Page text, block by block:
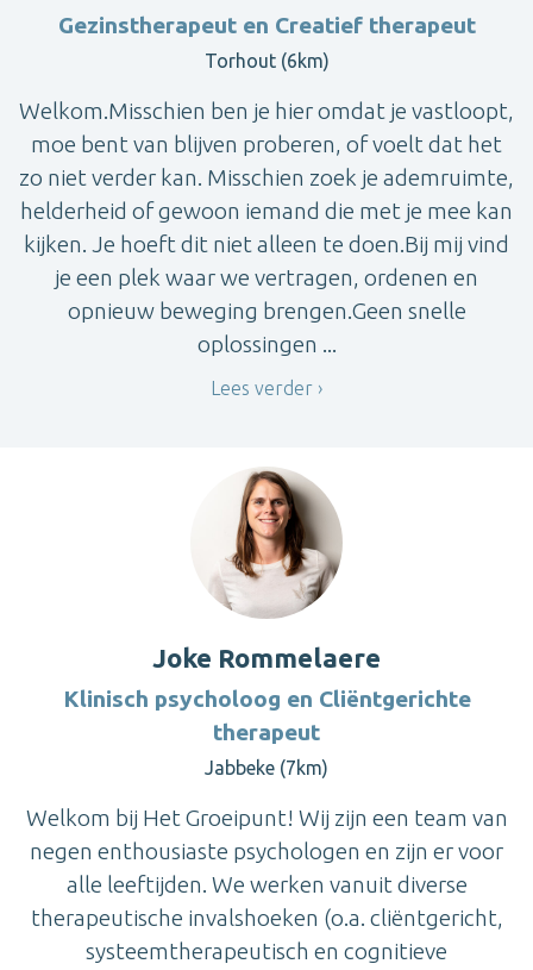
Gezinstherapeut en Creatief therapeut
Torhout (6km)
Welkom.Misschien ben je hier omdat je vastloopt,
moe bent van blijven proberen, of voelt dat het
zo niet verder kan. Misschien zoek je ademruimte,
helderheid of gewoon iemand die met je mee kan
kijken. Je hoeft dit niet alleen te doen.Bij mij vind
je een plek waar we vertragen, ordenen en
opnieuw beweging brengen.Geen snelle
oplossingen ...
Lees verder
Joke Rommelaere
Klinisch psycholoog en Cliëntgerichte
therapeut
Jabbeke (7km)
Welkom bij Het Groeipunt! Wij zijn een team van
negen enthousiaste psychologen en zijn er voor
alle leeftijden. We werken vanuit diverse
therapeutische invalshoeken (o.a. cliëntgericht,
systeemtherapeutisch en cognitieve